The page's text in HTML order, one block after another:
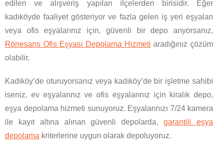
edilen ve alışveriş yapılan ilçelerden birisidir. Eğer
kadıköyde faaliyet gösteriyor ve fazla gelen iş yeri eşyaları
veya ofis eşyalarınız için, güvenli bir depo arıyorsanız,
Rönesans Ofis Eşyası Depolama Hizmeti aradığınız çözüm
olabilir.
Kadıköy’de oturuyorsanız veya kadıköy’de bir işletme sahibi
iseniz, ev eşyalarınız ve ofis eşyalarınız için kiralık depo,
eşya depolama hizmeti sunuyoruz. Eşyalarınızı 7/24 kamera
ile kayıt altına alınan güvenli depolarda,garantili eşya
depolama kriterlerine uygun olarak depoluyoruz.